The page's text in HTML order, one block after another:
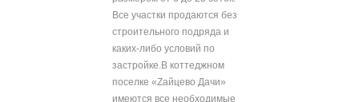
Все участки продаются без
строительного подряда и
каких-либо условий по
застройке.В коттеджном
поселке «Zайцево Дачи»
имеются все необходимые